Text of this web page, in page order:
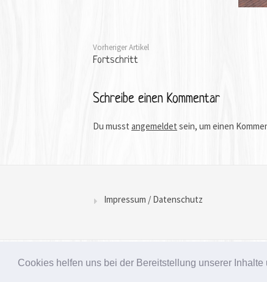
Cookies helfen uns bei der Bereitstellung unserer
Vorheriger Artikel
Fortschritt
Schreibe einen Kommentar
Du musst angemeldet sein, um einen
Impressum / Datenschutz
Copyright © 2026 Treffpunkt Kamperfehn. Alle